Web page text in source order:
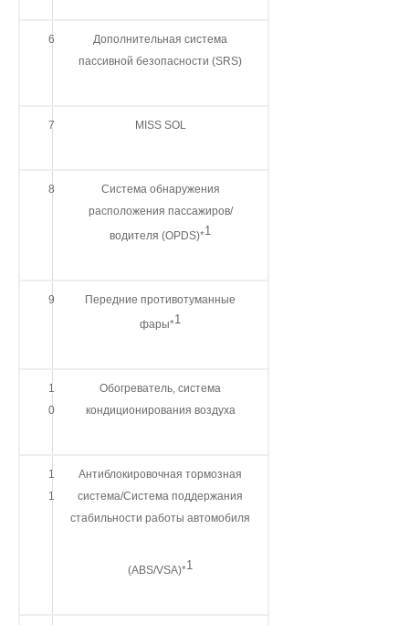
6
Дополнительная система
пассивной безопасности (SRS)
7 MISS SOL
8
Система обнаружения
расположения пассажиров/
водителя (OPDS)*1
9
Передние противотуманные
фары*1
1
0
Обогреватель, система
кондиционирования воздуха
1
1
Антиблокировочная тормозная
система/Система поддержания
стабильности работы автомобиля
(ABS/VSA)*1